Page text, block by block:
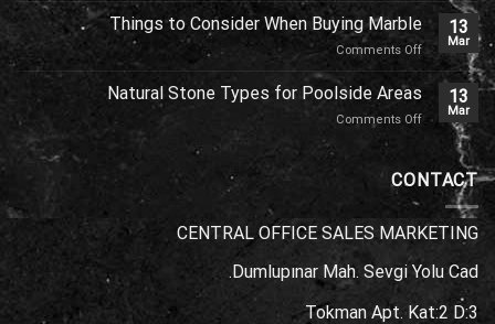
You
Choose?
for
Kitchen
Countertops:
Is
It
Choice?
13
Mar
Things to Consider When Buying Marble
Comments Off
on
to
Consider
Buying
13
Mar
Natural Stone Types for Poolside Areas
Comments Off
Stone
Types
Areas
CONTACT
CENTRAL OFFICE SALES MARKETING
Dumlupınar Mah. Sevgi Yolu Cad.
Tokman Apt. Kat:2 D:3